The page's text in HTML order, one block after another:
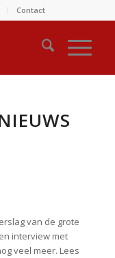
Contact
van de grote
interview met
veel meer. Lees